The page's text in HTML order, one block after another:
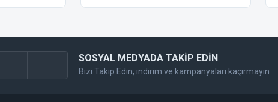
SOSYAL MEDYADA TAKİP EDİN
Bizi Takip Edin, indirim ve kampanyaları kaçırmayın